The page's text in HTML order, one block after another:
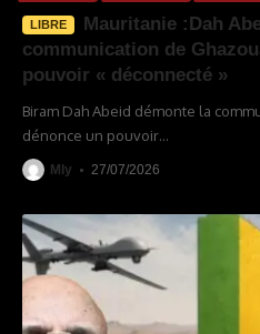
LIBRE
Mauritanie :Dah
communication de
pouvoir « déconnecté »
Biram Dah Abeid démonte la
dénonce un pouvoir…
Mly 27/07/2026